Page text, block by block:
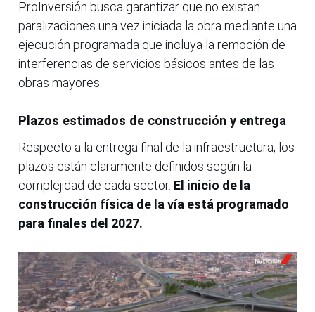
ProInversión busca garantizar que no existan
paralizaciones una vez iniciada la obra mediante una
ejecución programada que incluya la remoción de
interferencias de servicios básicos antes de las
obras mayores.
Plazos estimados de construcción y entrega
Respecto a la entrega final de la infraestructura, los
plazos están claramente definidos según la
complejidad de cada sector. El inicio de la
construcción física de la vía está programado
para finales del 2027.